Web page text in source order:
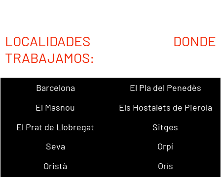
LOCALIDADES DONDE
TRABAJAMOS:
Barcelona
El Pla del Penedès
El Masnou
Els Hostalets de Pierola
El Prat de Llobregat
Sitges
Seva
Orpí
Oristà
Orís